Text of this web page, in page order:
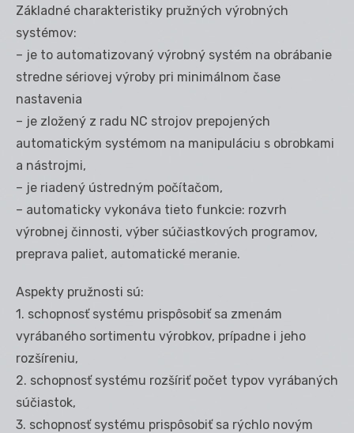
Základné charakteristiky pružných výrobných
systémov:
– je to automatizovaný výrobný systém na obrábanie
stredne sériovej výroby pri minimálnom čase
nastavenia
– je zložený z radu NC strojov prepojených
automatickým systémom na manipuláciu s obrobkami
a nástrojmi,
– je riadený ústredným počítačom,
– automaticky vykonáva tieto funkcie: rozvrh
výrobnej činnosti, výber súčiastkových programov,
preprava paliet, automatické meranie.
Aspekty pružnosti sú:
1. schopnosť systému prispôsobiť sa zmenám
vyrábaného sortimentu výrobkov, prípadne i jeho
rozšíreniu,
2. schopnosť systému rozšíriť počet typov vyrábaných
súčiastok,
3. schopnosť systému prispôsobiť sa rýchlo novým